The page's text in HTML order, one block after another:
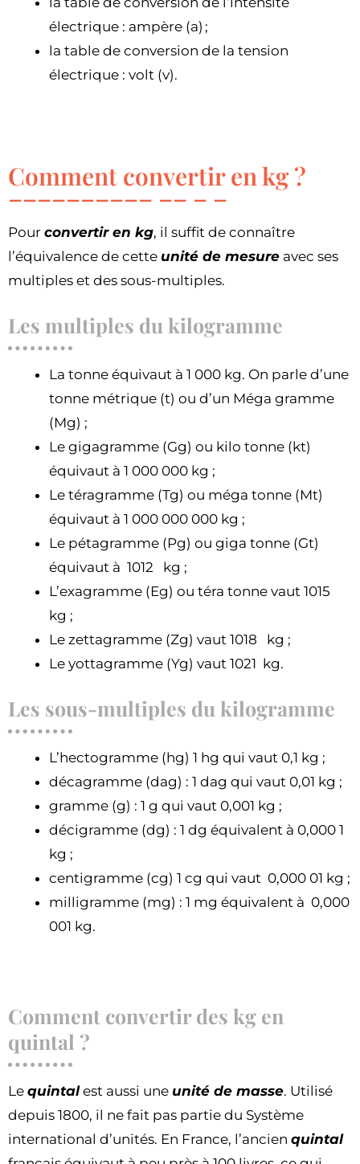
électrique : ampère (a) ;
la table de conversion de la tension
électrique : volt (v).
Comment convertir en kg ?
Pour convertir en kg, il suffit de connaître
l’équivalence de cette unité de mesure avec ses
multiples et des sous-multiples.
Les multiples du kilogramme
La tonne équivaut à 1 000 kg. On parle d’une
tonne métrique (t) ou d’un Méga gramme
(Mg) ;
Le gigagramme (Gg) ou kilo tonne (kt)
équivaut à 1 000 000 kg ;
Le téragramme (Tg) ou méga tonne (Mt)
équivaut à 1 000 000 000 kg ;
Le pétagramme (Pg) ou giga tonne (Gt)
équivaut à 1012 kg ;
L’exagramme (Eg) ou téra tonne vaut 1015
kg ;
Le zettagramme (Zg) vaut 1018 kg ;
Le yottagramme (Yg) vaut 1021 kg.
Les sous-multiples du kilogramme
L’hectogramme (hg) 1 hg qui vaut 0,1 kg ;
décagramme (dag) : 1 dag qui vaut 0,01 kg ;
gramme (g) : 1 g qui vaut 0,001 kg ;
décigramme (dg) : 1 dg équivalent à 0,000 1
kg ;
centigramme (cg) 1 cg qui vaut 0,000 01 kg ;
milligramme (mg) : 1 mg équivalent à 0,000
001 kg.
Comment convertir des kg en
quintal ?
Le quintalest aussi une unité de masse. Utilisé
depuis 1800, il ne fait pas partie du Système
international d’unités. En France, l’ancien quintal